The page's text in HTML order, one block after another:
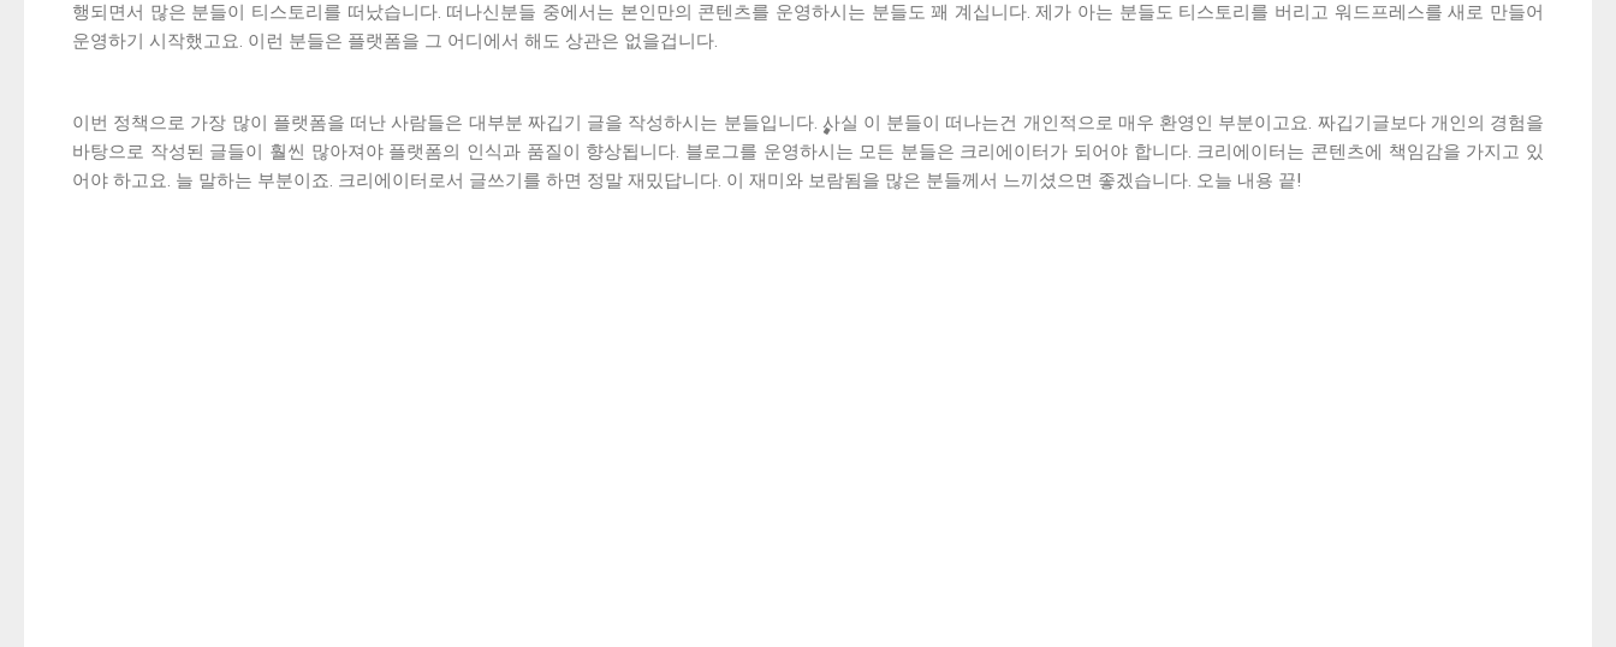
행되면서 많은 분들이 티스토리를 떠났습니다. 떠나신분들 중에서는 본인만의 콘텐츠를 운영하시는 분들도 꽤 계십니다. 제가 아는 분들도 티스토리를 버리고 워드프레스를 새로 만들어
운영하기 시작했고요. 이런 분들은 플랫폼을 그 어디에서 해도 상관은 없을겁니다.
이번 정책으로 가장 많이 플랫폼을 떠난 사람들은 대부분 짜깁기 글을 작성하시는 분들입니다. 사실 이 분들이 떠나는건 개인적으로 매우 환영인 부분이고요. 짜깁기글보다 개인의 경험을
바탕으로 작성된 글들이 훨씬 많아져야 플랫폼의 인식과 품질이 향상됩니다. 블로그를 운영하시는 모든 분들은 크리에이터가 되어야 합니다. 크리에이터는 콘텐츠에 책임감을 가지고 있
어야 하고요. 늘 말하는 부분이죠. 크리에이터로서 글쓰기를 하면 정말 재밌답니다. 이 재미와 보람됨을 많은 분들께서 느끼셨으면 좋겠습니다. 오늘 내용 끝!